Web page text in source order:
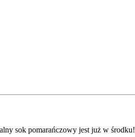
sok pomarańczowy jest już w środku!